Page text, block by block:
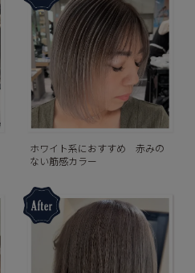
ホワイト系におすすめ 赤みの
ない筋感カラー